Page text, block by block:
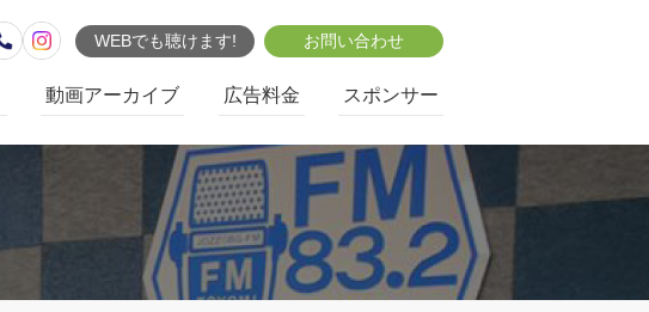
WEBでも聴けます! お問い合わせ
動画アーカイブ 広告料金 スポンサー